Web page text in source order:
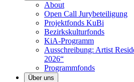
About
Open Call Jurybeteiligung
Projektfonds KuBi
Bezirkskulturfonds
KiA-Programm
Ausschreibung: Artist
2026“
Programmfonds
Über uns